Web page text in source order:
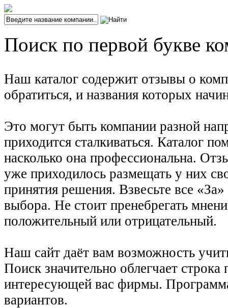
Поиск по первой букве
Наш каталог содержит отзывы о
обратиться, и названия которых
Это могут быть компании разной
приходится сталкиваться. Каталог
насколько она профессиональна.
уже приходилось размещать у них
принятия решения. Взвесьте все
выбора. Не стоит пренебрегать
положительный или отрицательный.
Наш сайт даёт вам возможность
Поиск значительно облегчает
интересующей вас фирмы.
вариантов.